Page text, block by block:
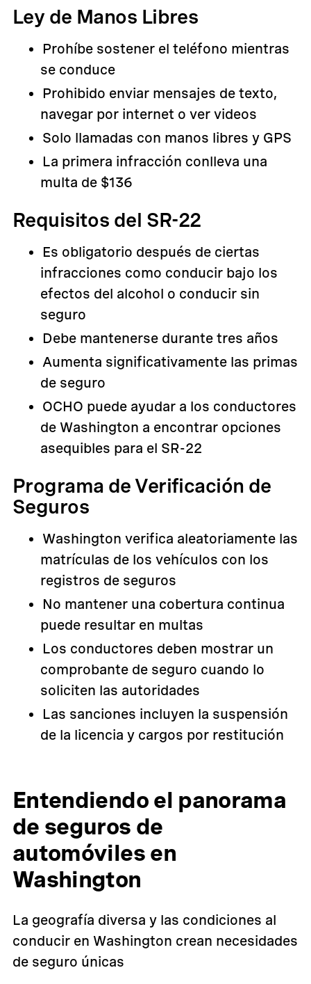
Ley de Manos Libres
Prohíbe sostener el teléfono mientras
se conduce
Prohibido enviar mensajes de texto,
navegar por internet o ver videos
Solo llamadas con manos libres y GPS
La primera infracción conlleva una
multa de $136
Requisitos del SR-22
Es obligatorio después de ciertas
infracciones como conducir bajo los
efectos del alcohol o conducir sin
seguro
Debe mantenerse durante tres años
Aumenta significativamente las primas
de seguro
OCHO puede ayudar a los conductores
de Washington a encontrar opciones
asequibles para el SR-22
Programa de Verificación de
Seguros
Washington verifica aleatoriamente las
matrículas de los vehículos con los
registros de seguros
No mantener una cobertura continua
puede resultar en multas
Los conductores deben mostrar un
comprobante de seguro cuando lo
soliciten las autoridades
Las sanciones incluyen la suspensión
de la licencia y cargos por restitución
Entendiendo el panorama
de seguros de
automóviles en
Washington
La geografía diversa y las condiciones al
conducir en Washington crean necesidades
de seguro únicas